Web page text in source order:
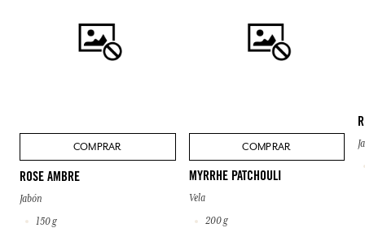
COMPRAR
ROSE AMBRE
Jabón
150 g
COMPRAR
MYRRHE PATCHOULI
Vela
200 g